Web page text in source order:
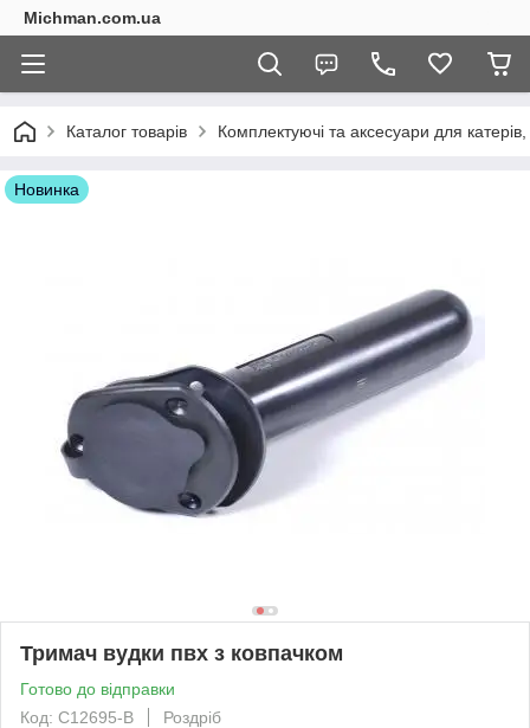
Michman.com.ua
Каталог товарів Комплектуючі та аксесуари для
Новинка
Тримач вудки пвх з ковпачком
Готово до відправки
Код: C12695-B
Роздріб